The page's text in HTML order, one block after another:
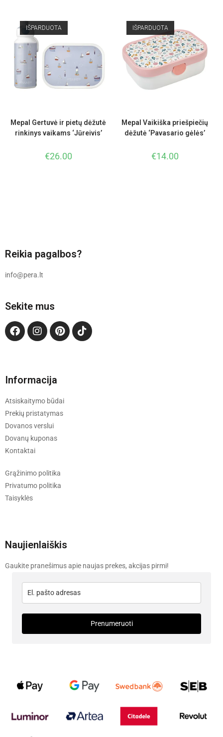
IŠPARDUOTA
Mepal Gertuvė ir pietų dėžutė
rinkinys vaikams ‘Jūreivis’
€26.00
IŠPARDUOTA
Mepal Vaikiška priešpiečių
dėžutė ‘Pavasario gėlės’
€14.00
Reikia pagalbos?
info@pera.lt
Sekite mus
Informacija
Atsiskaitymo būdai
Prekių pristatymas
Dovanos verslui
Dovanų kuponas
Kontaktai
Grąžinimo politika
Privatumo politika
Taisyklės
Naujienlaiškis
Gaukite pranešimus apie naujas prekes, akcijas pirmi!
Prenumeruoti